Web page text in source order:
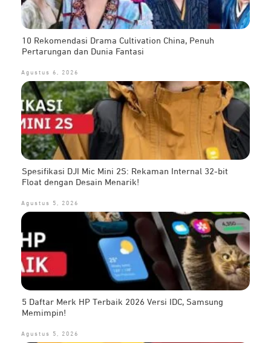
10 Rekomendasi Drama Cultivation China, Penuh
Pertarungan dan Dunia Fantasi
Agustus 6, 2026
Spesifikasi DJI Mic Mini 2S: Rekaman Internal 32-bit
Float dengan Desain Menarik!
Agustus 5, 2026
5 Daftar Merk HP Terbaik 2026 Versi IDC, Samsung
Memimpin!
Agustus 5, 2026